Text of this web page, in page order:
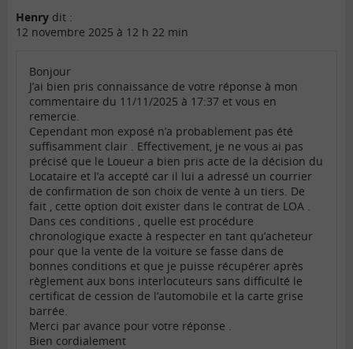
Henry dit :
12 novembre 2025 à 12 h 22 min
Bonjour
J’ai bien pris connaissance de votre réponse à mon
commentaire du 11/11/2025 à 17:37 et vous en
remercie.
Cependant mon exposé n’a probablement pas été
suffisamment clair . Effectivement, je ne vous ai pas
précisé que le Loueur a bien pris acte de la décision du
Locataire et l’a accepté car il lui a adressé un courrier
de confirmation de son choix de vente à un tiers. De
fait , cette option doit exister dans le contrat de LOA .
Dans ces conditions , quelle est procédure
chronologique exacte à respecter en tant qu’acheteur
pour que la vente de la voiture se fasse dans de
bonnes conditions et que je puisse récupérer après
règlement aux bons interlocuteurs sans difficulté le
certificat de cession de l’automobile et la carte grise
barrée.
Merci par avance pour votre réponse .
Bien cordialement